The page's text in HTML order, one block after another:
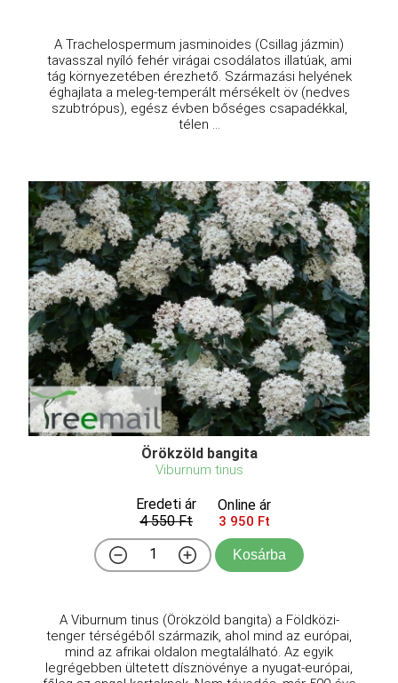
A Trachelospermum jasminoides (Csillag jázmin)
tavasszal nyíló fehér virágai csodálatos illatúak, ami
tág környezetében érezhető. Származási helyének
éghajlata a meleg-temperált mérsékelt öv (nedves
szubtrópus), egész évben bőséges csapadékkal,
télen ...
Örökzöld bangita
Viburnum tinus
Eredeti ár
4 550 Ft
Online ár
3 950 Ft
Kosárba
A Viburnum tinus (Örökzöld bangita) a Földközi-
tenger térségéből származik, ahol mind az európai,
mind az afrikai oldalon megtalálható. Az egyik
legrégebben ültetett dísznövénye a nyugat-európai,